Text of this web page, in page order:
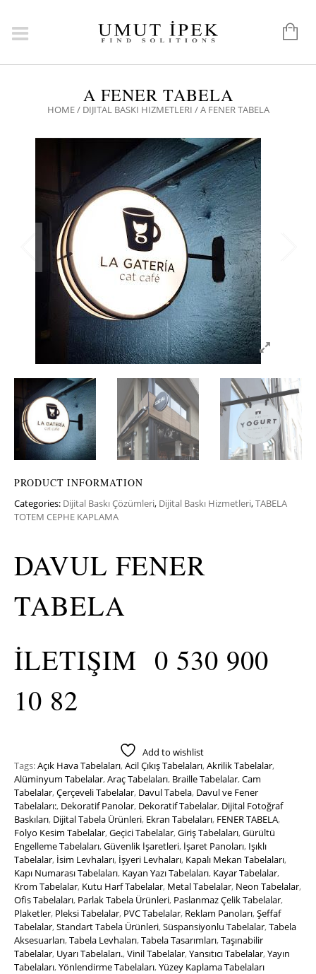
A FENER TABELA
HOME/ DIJITAL BASKI HIZMETLERI / A FENER TABELA
PRODUCT INFORMATION
Categories: Dijital Baskı Çözümleri, Dijital Baskı Hizmetleri,TABELA
TOTEM CEPHE KAPLAMA
DAVUL FENER
TABELA
İLETIŞIM 0 530 900
10 82
Add to wishlist
Tags:Açık Hava Tabelaları,Acil Çıkış Tabelaları,Akrilik Tabelalar,
Alüminyum Tabelalar,Araç Tabelaları, Braille Tabelalar,Cam
Tabelalar,Çerçeveli Tabelalar, Davul Tabela, Davul ve Fener
Tabelaları:, Dekoratif Panolar, Dekoratif Tabelalar, Dijital Fotoğraf
Baskıları, Dijital Tabela Ürünleri, Ekran Tabelaları, FENER TABELA,
Folyo Kesim Tabelalar,Geçici Tabelalar,Giriş Tabelaları,Gürültü
Engelleme Tabelaları,Güvenlik İşaretleri, İşaret Panoları, Işıklı
Tabelalar, İsim Levhaları, İşyeri Levhaları, Kapalı Mekan Tabelaları,
Kapı Numarası Tabelaları, Kayan Yazı Tabelaları, Kayar Tabelalar,
Krom Tabelalar, Kutu Harf Tabelalar, Metal Tabelalar, Neon Tabelalar,
Ofis Tabelaları, Parlak Tabela Ürünleri, Paslanmaz Çelik Tabelalar,
Plaketler, Pleksi Tabelalar, PVC Tabelalar, Reklam Panoları,Şeffaf
Tabelalar,Standart Tabela Ürünleri,Süspansiyonlu Tabelalar,Tabela
Aksesuarları,Tabela Levhaları,Tabela Tasarımları,Taşınabilir
Tabelalar, Uyarı Tabelaları.,Vinil Tabelalar,Yansıtıcı Tabelalar,Yayın
Tabelaları,Yönlendirme Tabelaları,Yüzey Kaplama Tabelaları